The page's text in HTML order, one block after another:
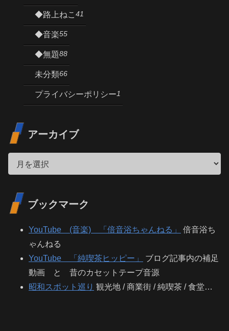
◆路上ねこ41
◆音楽55
◆無題88
未分類66
プライバシーポリシー1
アーカイブ
ブックマーク
YouTube (音楽) 「倍音浴ちゃんねる」
倍音浴ち
ゃんねる
YouTube 「純喫茶ヒッピー」
ブログ記事内の補足
動画 と 昔のカセットテープ音源
昭和スポット巡り 観光地 / 商業街 / 純喫茶 / 食堂…